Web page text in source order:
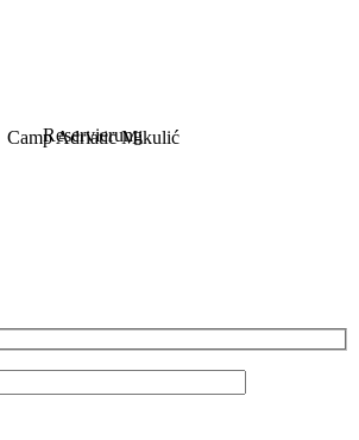
Camp Adriatic Mikulić
Reservierung